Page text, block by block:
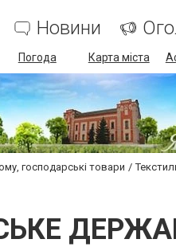
Новини
Погода Карта міста
господарські товари